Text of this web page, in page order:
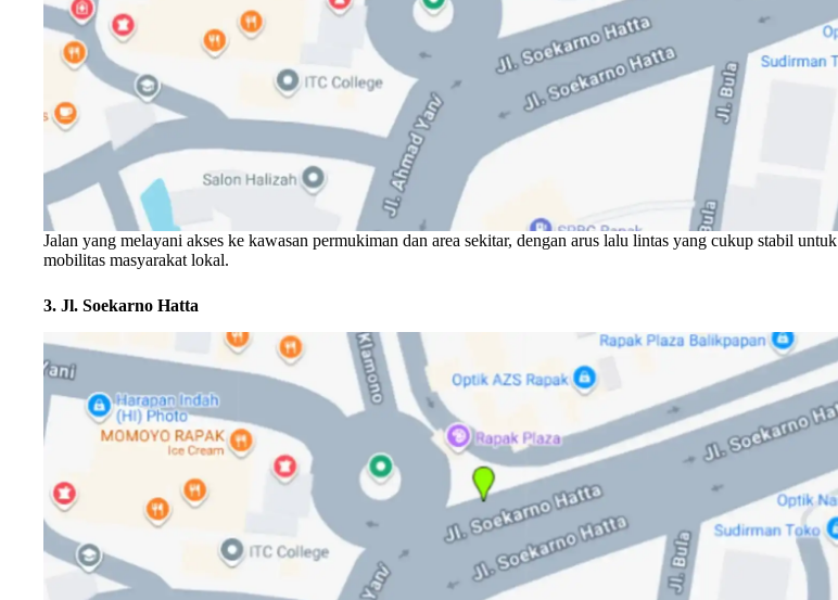
Jalan yang melayani akses ke kawasan permukiman dan area sekitar, dengan arus lalu lintas yang cukup stabil untuk
mobilitas masyarakat lokal.
3. Jl. Soekarno Hatta